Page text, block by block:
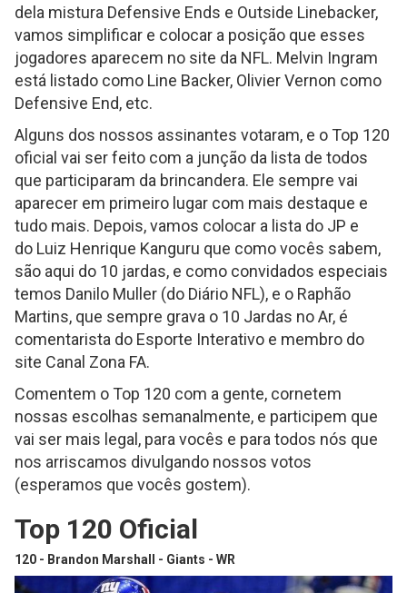
dela mistura Defensive Ends e Outside Linebacker,
vamos simplificar e colocar a posição que esses
jogadores aparecem no site da NFL. Melvin Ingram
está listado como Line Backer, Olivier Vernon como
Defensive End, etc.
Alguns dos nossos assinantes votaram, e o Top 120
oficial vai ser feito com a junção da lista de todos
que participaram da brincandera. Ele sempre vai
aparecer em primeiro lugar com mais destaque e
tudo mais. Depois, vamos colocar a lista do JP e
do Luiz Henrique Kanguru que como vocês sabem,
são aqui do 10 jardas, e como convidados especiais
temos Danilo Muller (do Diário NFL), e o Raphão
Martins, que sempre grava o 10 Jardas no Ar, é
comentarista do Esporte Interativo e membro do
site Canal Zona FA.
Comentem o Top 120 com a gente, cornetem
nossas escolhas semanalmente, e participem que
vai ser mais legal, para vocês e para todos nós que
nos arriscamos divulgando nossos votos
(esperamos que vocês gostem).
Top 120 Oficial
120 - Brandon Marshall - Giants - WR